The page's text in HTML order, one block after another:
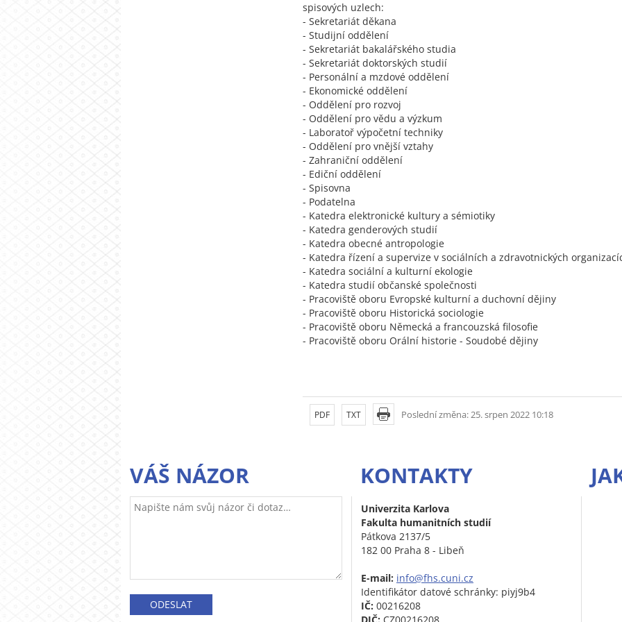
spisových uzlech:
- Sekretariát děkana
- Studijní oddělení
- Sekretariát bakalářského studia
- Sekretariát doktorských studií
- Personální a mzdové oddělení
- Ekonomické oddělení
- Oddělení pro rozvoj
- Oddělení pro vědu a výzkum
- Laboratoř výpočetní techniky
- Oddělení pro vnější vztahy
- Zahraniční oddělení
- Ediční oddělení
- Spisovna
- Podatelna
- Katedra elektronické kultury a sémiotiky
- Katedra genderových studií
- Katedra obecné antropologie
- Katedra řízení a supervize v sociálních a zdravotnických
- Katedra sociální a kulturní ekologie
- Katedra studií občanské společnosti
- Pracoviště oboru Evropské kulturní a duchovní dějiny
- Pracoviště oboru Historická sociologie
- Pracoviště oboru Německá a francouzská filosofie
- Pracoviště oboru Orální historie - Soudobé dějiny
Poslední změna: 25. srpen 2022 10:18
PDF TXT
VÁŠ NÁZOR KONTAKTY
Univerzita Karlova
Fakulta humanitních studií
Pátkova 2137/5
182 00 Praha 8 - Libeň
E-mail: info@fhs.cuni.cz
Identifikátor datové schránky: piyj9b4
IČ: 00216208